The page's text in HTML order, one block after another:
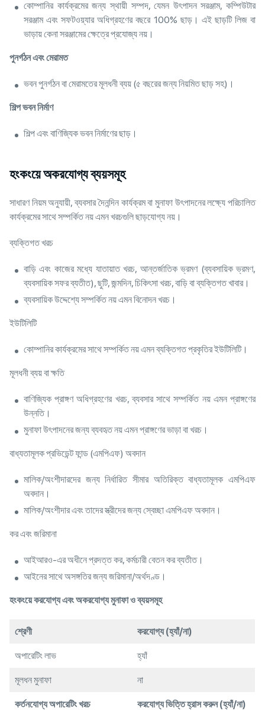
কোম্পানির কার্যক্রমের জন্য স্থায়ী সম্পদ, যেমন উৎপাদন সরঞ্জাম, কম্পিউটার
সরঞ্জাম এবং সফটওয়্যার অধিগ্রহণের বছরে 100% ছাড়। এই ছাড়টি লিজ বা
ভাড়ায় কেনা সরঞ্জামের ক্ষেত্রে প্রযোজ্য নয়।
পুনর্গঠনএবংমেরামত
ভবন পুনর্গঠন বা মেরামতের মূলধনী ব্যয় (৫ বছরের জন্য নিয়মিত ছাড় সহ)।
শিল্পভবননির্মাণ
শিল্প এবং বাণিজ্যিক ভবন নির্মাণের ছাড়।
হংকংয়ে অকরযোগ্য ব্যয়সমূহ
সাধারণ নিয়ম অনুযায়ী, ব্যবসার দৈনন্দিন কার্যক্রম বা মুনাফা উৎপাদনের লক্ষ্যে পরিচালিত
কার্যক্রমের সাথে সম্পর্কিত নয় এমন খরচগুলি ছাড়যোগ্য নয়।
ব্যক্তিগত খরচ
বাড়ি এবং কাজের মধ্যে যাতায়াত খরচ, আন্তর্জাতিক ভ্রমণ (ব্যবসায়িক ভ্রমণ,
ব্যবসায়িক সফর ব্যতীত), ছুটি, জন্মদিন, চিকিৎসা খরচ, বাড়ি বা ব্যক্তিগত খাবার।
ব্যবসায়িক উদ্দেশ্যে সম্পর্কিত নয় এমন বিনোদন খরচ।
ইউটিলিটি
কোম্পানির কার্যক্রমের সাথে সম্পর্কিত নয় এমন ব্যক্তিগত প্রকৃতির ইউটিলিটি।
মূলধনী ব্যয় বা ক্ষতি
বাণিজ্যিক প্রাঙ্গণ অধিগ্রহণের খরচ, ব্যবসার সাথে সম্পর্কিত নয় এমন প্রাঙ্গণের
উন্নতি।
মুনাফা উৎপাদনের জন্য ব্যবহৃত নয় এমন প্রাঙ্গণের ভাড়া বা খরচ।
বাধ্যতামূলক প্রভিডেন্ট ফান্ড (এমপিএফ) অবদান
মালিক/অংশীদারদের জন্য নির্ধারিত সীমার অতিরিক্ত বাধ্যতামূলক এমপিএফ
অবদান।
মালিক/অংশীদার এবং তাদের স্ত্রীদের জন্য স্বেচ্ছা এমপিএফ অবদান।
কর এবং জরিমানা
আইআরও-এর অধীনে প্রদত্ত কর, কর্মচারী বেতন কর ব্যতীত।
আইনের সাথে অসঙ্গতির জন্য জরিমানা/অর্থদণ্ড।
হংকংয়েকরযোগ্যএবংঅকরযোগ্যমুনাফাওব্যয়সমূহ
শ্রেণী করযোগ্য(হ্যাঁ/না)
অপারেটিং লাভ হ্যাঁ
মূলধন মুনাফা না
কর্তনযোগ্যঅপারেটিংখরচ করযোগ্যভিত্তিহ্রাসকরুন(হ্যাঁ/না)